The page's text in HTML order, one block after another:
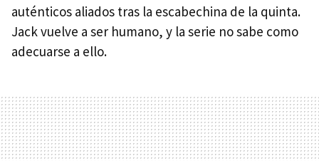
auténticos aliados tras la escabechina de la quinta.
Jack vuelve a ser humano, y la serie no sabe como
adecuarse a ello.